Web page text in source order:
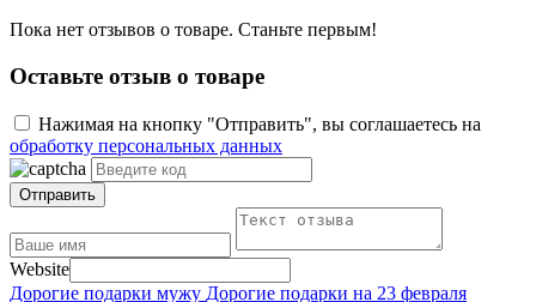
Пока нет отзывов о товаре. Станьте первым!
Оставьте отзыв о товаре
Нажимая на кнопку "Отправить", вы соглашаетесь на
обработку персональных данных
Отправить
Website
Дорогие подарки мужу Дорогие подарки на 23 февраля